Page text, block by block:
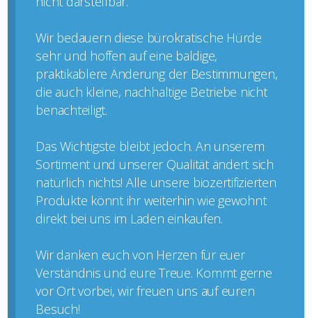
Wir bedauern diese bürokratische Hürde
sehr und hoffen auf eine baldige,
praktikablere Änderung der Bestimmungen,
die auch kleine, nachhaltige Betriebe nicht
benachteiligt.
Das Wichtigste bleibt jedoch. An unserem
Sortiment und unserer Qualität ändert sich
natürlich nichts! Alle unsere biozertifizierten
Produkte könnt ihr weiterhin wie gewohnt
direkt bei uns im Laden einkaufen.
Wir danken euch von Herzen für euer
Verständnis und eure Treue. Kommt gerne
vor Ort vorbei, wir freuen uns auf euren
Besuch!